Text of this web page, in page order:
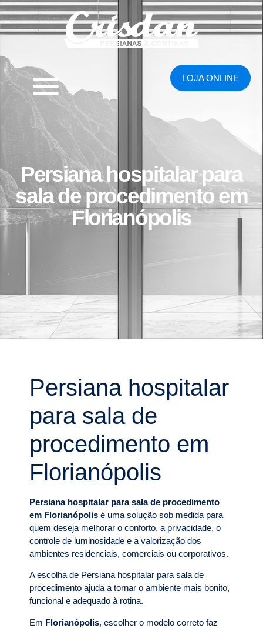
LOJA ONLINE
Persiana hospitalar para
sala de procedimento em
Florianópolis
Persiana hospitalar
para sala de
procedimento em
Florianópolis
Persiana hospitalar para sala de procedimento
em Florianópolis é uma solução sob medida para
quem deseja melhorar o conforto, a privacidade, o
controle de luminosidade e a valorização dos
ambientes residenciais, comerciais ou corporativos.
A escolha de Persiana hospitalar para sala de
procedimento ajuda a tornar o ambiente mais bonito,
funcional e adequado à rotina.
Em Florianópolis, escolher o modelo correto faz